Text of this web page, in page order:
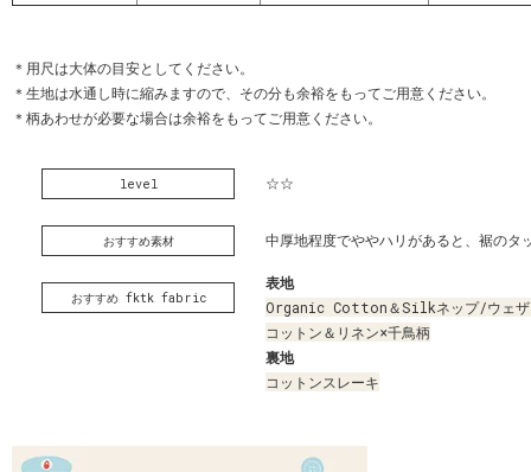
＊用尺は大体の目安としてください。
＊生地は水通し時に縮みますので、その分も余裕をもってご用意ください。
＊柄あわせが必要な場合は余裕をもってご用意ください。
level ☆☆
おすすめ素材 中厚地程度でややハリがあると、裾のタ
おすすめ fktk fabric
表地
Organic Cotton＆Silkネップ/ウェザ
コットン＆リネン×千鳥柄
裏地
コットンスレーキ